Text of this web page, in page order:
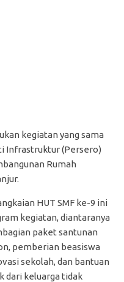
kegiatan yang sama
Infrastruktur (Persero)
Rumah
HUT SMF ke-9 ini
kegiatan, diantaranya
paket santunan
pemberian beasiswa
sekolah, dan bantuan
dari keluarga tidak